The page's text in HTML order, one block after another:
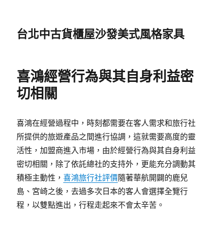
台北中古貨櫃屋沙發美式風格家具
喜鴻經營行為與其自身利益密
切相關
喜鴻在經營過程中，時刻都需要在客人需求和旅行社
所提供的旅遊產品之間進行協調，這就需要高度的靈
活性，加盟商進入市場，由於經營行為與其自身利益
密切相關，除了依託總社的支持外，更能充分調動其
積極主動性，喜鴻旅行社評價隨著華航開闢的鹿兒
島、宮崎之後，去過多次日本的客人會選擇全覽行
程，以雙點進出，行程走起來不會太辛苦。